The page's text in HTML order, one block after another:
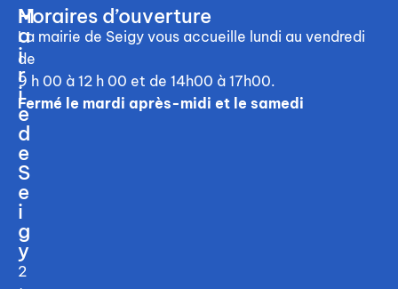
M
a
i
r
i
e
d
e
S
e
i
g
y
2
Horaires d’ouverture
La mairie de Seigy vous accueille lundi au vendredi
de
9 h 00 à 12 h 00 et de 14h00 à 17h00.
Fermé le mardi après-midi et le samedi